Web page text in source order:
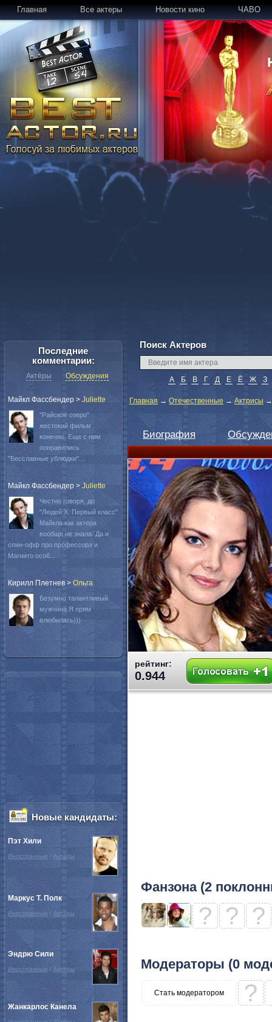
Главная Все актеры Новости кино ЧАВО
Поиск Актеров
А Б В Г Д Е Ё Ж З
Главная → Отечественные → Актрисы
Биография
рейтинг:
0.944
Фанзона (2
? ? ?
Модераторы (0
Стать модератором ?
Последние
комментарии:
Актёры Обсуждения
Майкл Фассбендер > Juliette
"Райское озеро"
жестокий фильм
конечно. Еще с ним
понравились
"Бесславные ублюдки"...
Майкл Фассбендер > Juliette
Честно говоря, до
"Людей Х: Первый класс"
Майкла как актера
вообще не знала. Да и
спин-офф про профессора и
Магнито особ...
Кирилл Плетнев > Oльга
Безумно талантливый
мужчина.Я прям
влюбилась)))
Новые кандидаты:
Пэт Хили
Иностранные / Актёры
Маркус Т. Полк
Иностранные / Актёры
Эндрю Сили
Иностранные / Актёры
Жанкарлос Канела